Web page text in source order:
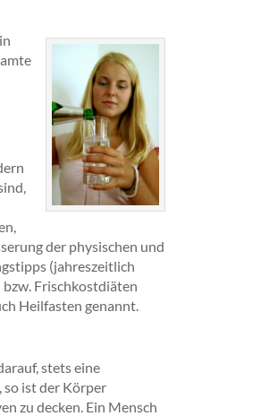
der physischen und
(jahreszeitlich
Frischkostdiäten
Heilfasten genannt.
stets eine
ist der Körper
zu decken. Ein Mensch